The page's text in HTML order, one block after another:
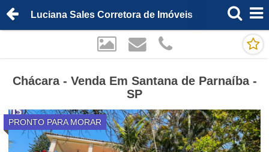
Luciana Sales Corretora de Imóveis
Chácara - Venda Em Santana de Parnaíba -
SP
PRONTO PARA MORAR